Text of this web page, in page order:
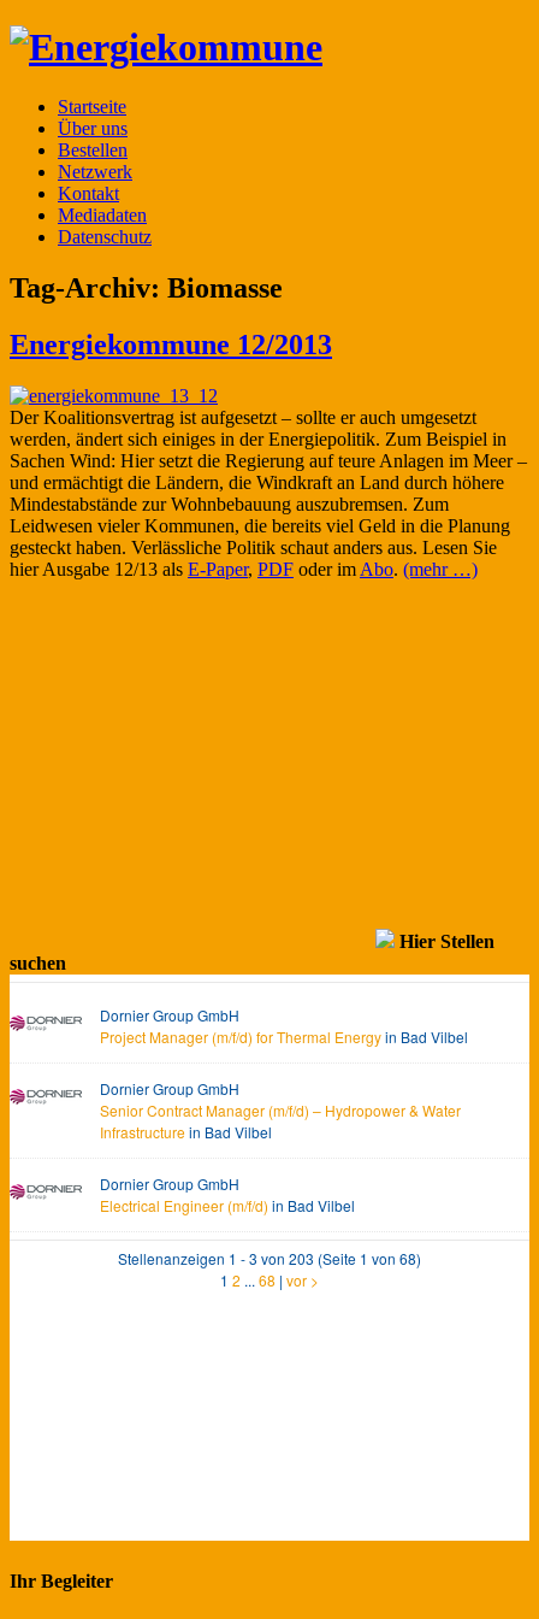
Startseite
Über uns
Bestellen
Netzwerk
Kontakt
Mediadaten
Datenschutz
Tag-Archiv: Biomasse
Energiekommune 12/2013
Der Koalitionsvertrag ist aufgesetzt – sollte er auch umgesetzt
werden, ändert sich einiges in der Energiepolitik. Zum Beispiel in
Sachen Wind: Hier setzt die Regierung auf teure Anlagen im Meer –
und ermächtigt die Ländern, die Windkraft an Land durch höhere
Mindestabstände zur Wohnbebauung auszubremsen. Zum
Leidwesen vieler Kommunen, die bereits viel Geld in die Planung
gesteckt haben. Verlässliche Politik schaut anders aus. Lesen Sie
hier Ausgabe 12/13 als E-Paper, PDF oder im Abo. (mehr …)
Hier Stellen
suchen
Ihr Begleiter